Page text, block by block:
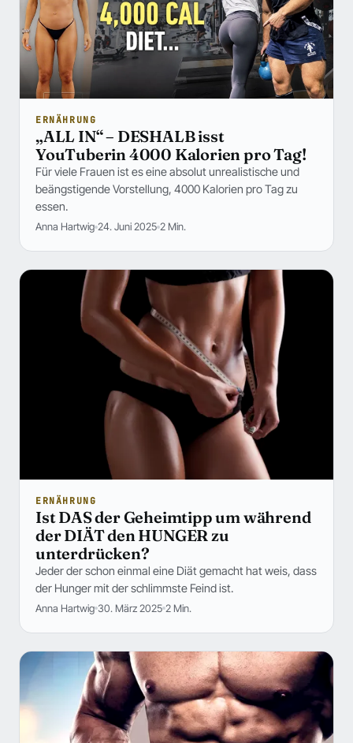
ERNÄHRUNG
„ALL IN“ – DESHALB isst
YouTuberin 4000 Kalorien pro Tag!
Für viele Frauen ist es eine absolut unrealistische und
beängstigende Vorstellung, 4000 Kalorien pro Tag zu
essen.
Anna Hartwig 24. Juni 2025 2 Min.
ERNÄHRUNG
Ist DAS der Geheimtipp um während
der DIÄT den HUNGER zu
unterdrücken?
Jeder der schon einmal eine Diät gemacht hat weis, dass
der Hunger mit der schlimmste Feind ist.
Anna Hartwig 30. März 2025 2 Min.